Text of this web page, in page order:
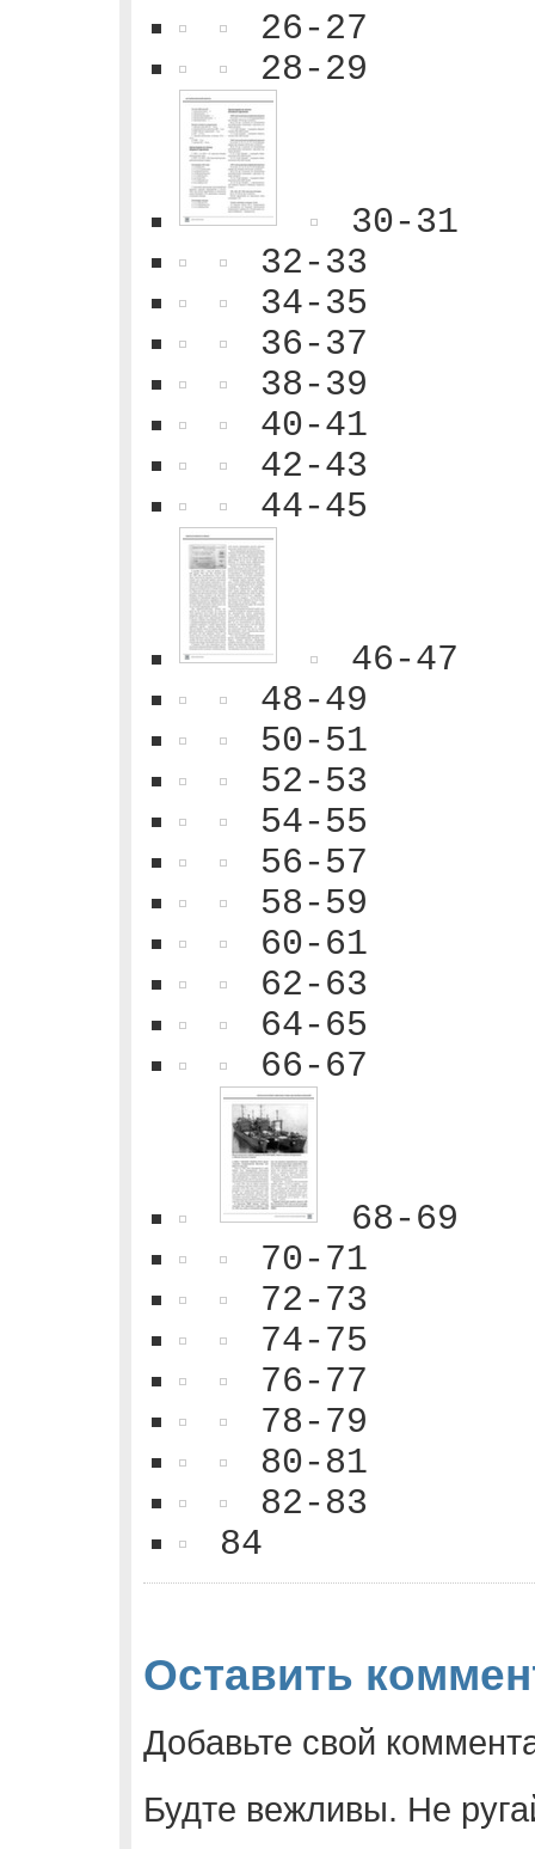
26-27
28-29
30-31
32-33
34-35
36-37
38-39
40-41
42-43
44-45
46-47
48-49
50-51
52-53
54-55
56-57
58-59
60-61
62-63
64-65
66-67
68-69
70-71
72-73
74-75
76-77
78-79
80-81
82-83
84
Оставить
Добавьте свой
Будте вежливы. Не